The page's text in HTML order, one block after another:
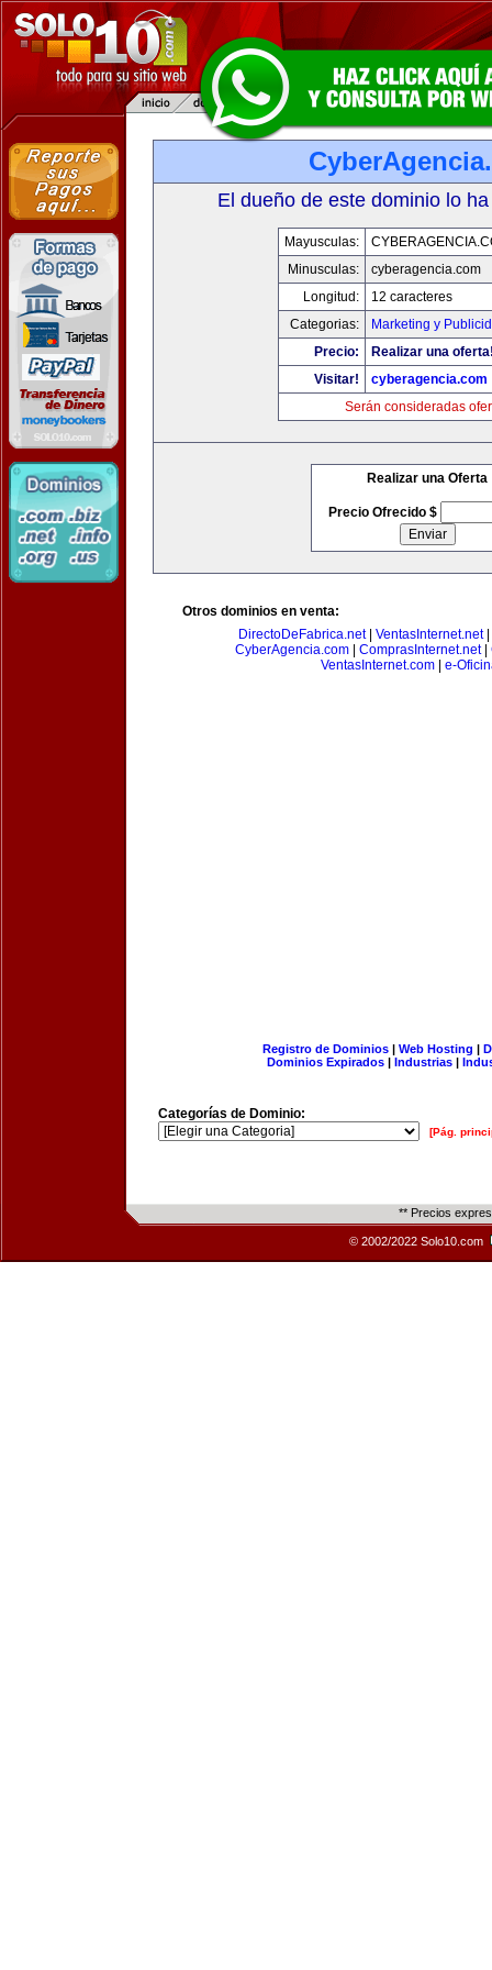
El dueño de este dominio lo
Mayusculas:
Minusculas:
cyberagencia.com
Longitud:
12 caracteres
Categorias:
Marketing y
Precio:
Realizar una
Visitar!
cyberagencia.com
Serán consideradas
Realizar una Oferta
Precio Ofrecido $
Otros dominios en venta:
DirectoDeFabrica.net| VentasInternet.net|
CyberAgencia.com| ComprasInternet.net|
VentasInternet.com
e-
Registro de Dominios| Web Hosting |
Dominios Expirados | Industrias |
Categorías de Dominio:
[Pág.
** Precios
© 2002/2022 Solo10.com